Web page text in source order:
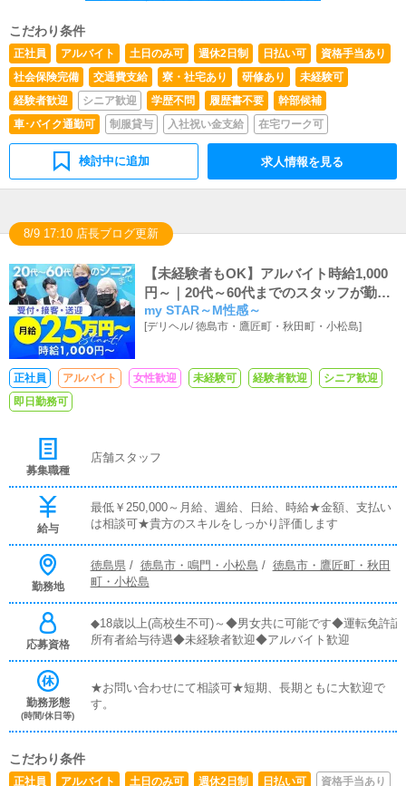
こだわり条件
正社員 アルバイト 土日のみ可 週休2日制 日払い可
資格手当あり
社会保険完備
交通費支給 寮・社宅あり 研修あり
未経験可
経験者歓迎
シニア歓迎 学歴不問 履歴書不要
幹部候補
車･バイク通勤可
制服貸与 入社祝い金支給 在宅ワーク可
検討中に追加 求人情報を見る
8/9 17:10 店長ブログ更新
【未経験者もOK】アルバイト時給1,000
円～｜20代～60代までのスタッフが勤務
中
my STAR～M性感～
[デリヘル/徳島市・鷹匠町・秋田町・小松島]
正社員 アルバイト 女性歓迎 未経験可 経験者歓迎
シニア歓迎
即日勤務可
募集職種
店舗スタッフ
給与
最低￥250,000～月給、週給、日給、時給★金額、支払い
は相談可★貴方のスキルをしっかり評価します
勤務地
徳島県 / 徳島市・鳴門・小松島 / 徳島市・鷹匠町・秋田
町・小松島
応募資格
◆18歳以上(高校生不可)～◆男女共に可能です◆運転免許証
所有者給与待遇◆未経験者歓迎◆アルバイト歓迎
勤務形態
(時間/休日等)
★お問い合わせにて相談可★短期、長期ともに大歓迎で
す。
こだわり条件
正社員 アルバイト 土日のみ可 週休2日制 日払い可 資格手当あり